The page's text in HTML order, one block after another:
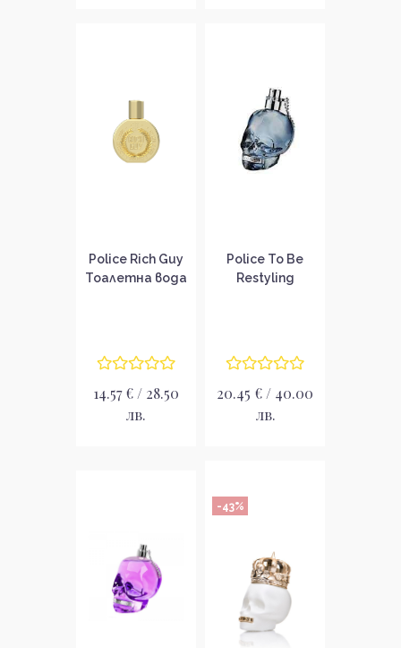
Police Rich Guy
Тоалетна вода
14.57 € / 28.50
лв.
Police To Be
Restyling
20.45 € / 40.00
лв.
-43%